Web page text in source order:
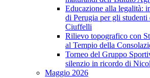
Educazione alla legalità:
di Perugia per gli
Ciuffelli
Rilievo topografico con
al Tempio della
Torneo del Gruppo
silenzio in ricordo di
Maggio 2026